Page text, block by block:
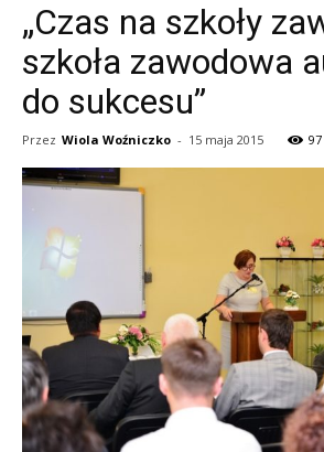
„Czas na szkoły
szkoła zawodowa
do sukcesu”
Przez Wiola Woźniczko - 15 maja 2015 97